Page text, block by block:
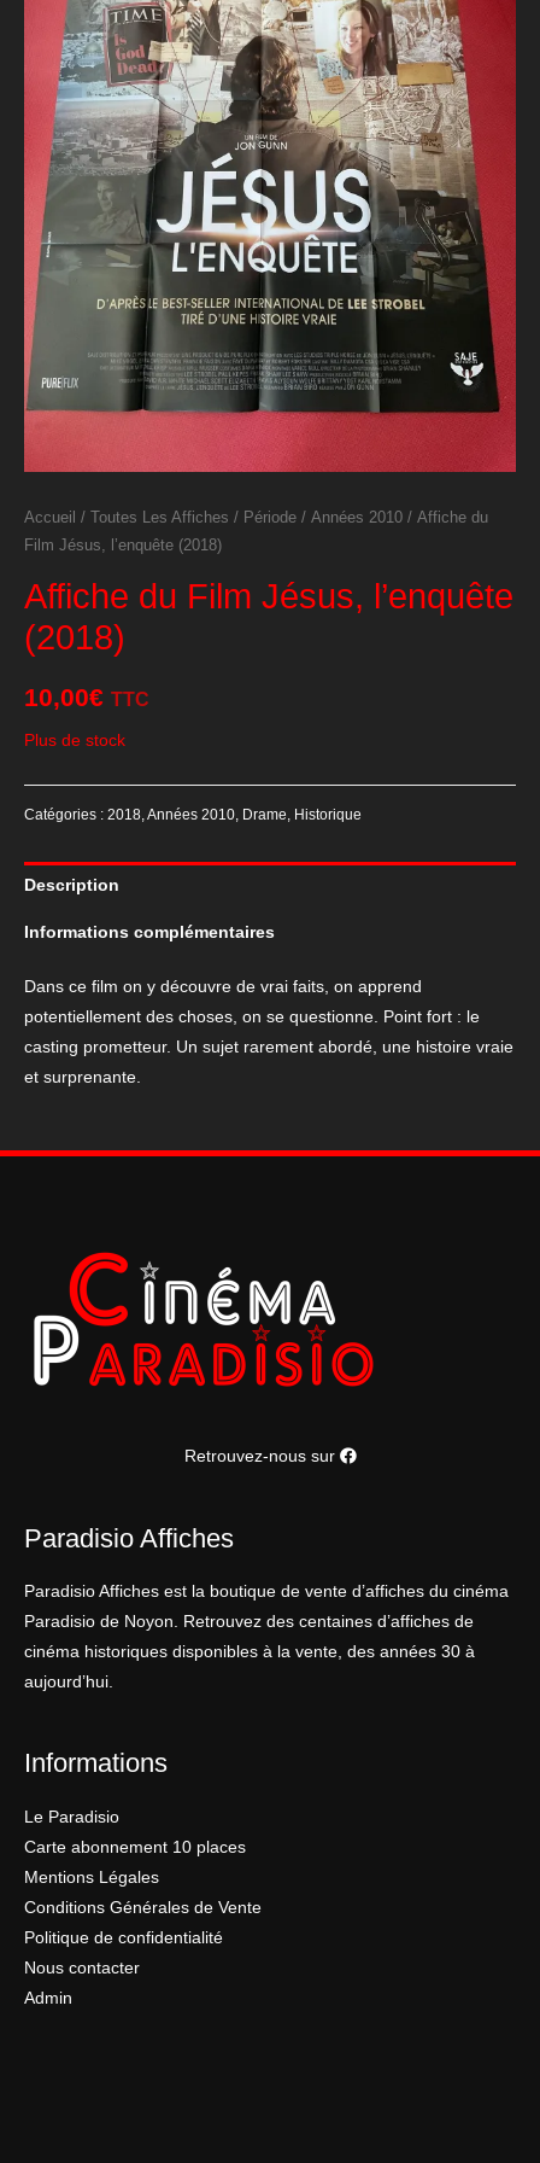
Accueil / Toutes Les Affiches / Période / Années 2010 / Affiche du
Film Jésus, l’enquête (2018)
Affiche du Film Jésus, l’enquête
(2018)
10,00€ TTC
Plus de stock
Catégories : 2018 Années 2010 Drame Historique
Description
Informations complémentaires
Dans ce film on y découvre de vrai faits, on apprend
potentiellement des choses, on se questionne. Point fort : le
casting prometteur. Un sujet rarement abordé, une histoire vraie
et surprenante.
Retrouvez-nous sur
Paradisio Affiches
Paradisio Affiches est la boutique de vente d’affiches du cinéma
Paradisio de Noyon. Retrouvez des centaines d’affiches de
cinéma historiques disponibles à la vente, des années 30 à
aujourd’hui.
Informations
Le Paradisio
Carte abonnement 10 places
Mentions Légales
Conditions Générales de Vente
Politique de confidentialité
Nous contacter
Admin